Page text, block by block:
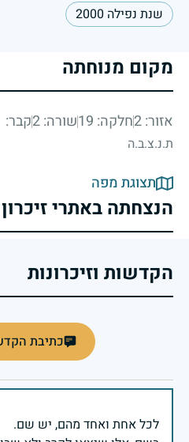
שנת נפילה 2000
מקום מנוחתה
אזור: 2 חלקה: 19 שורה: 2 קבר: 11
ת.נ.צ.ב.ה
תצוגת מפה
הנצחתה באתרי זיכרון
הקדשות וזיכרונות
כתיבת